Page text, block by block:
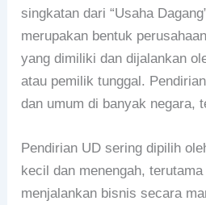
singkatan dari “Usaha
merupakan bentuk
yang dimiliki dan dijalankan
atau pemilik tunggal.
dan umum di banyak negara,
Pendirian UD sering dipilih
kecil dan menengah,
menjalankan bisnis secara